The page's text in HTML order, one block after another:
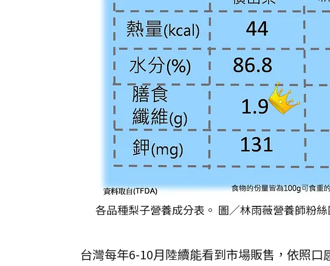
各品種梨子營養成分表。 圖／林雨薇營養師粉絲
台灣每年6-10月陸續能看到市場販售，依照